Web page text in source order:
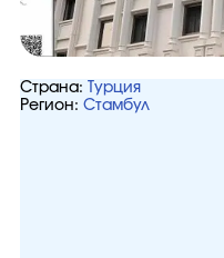
Страна:
Турция
Регион: Стамбул